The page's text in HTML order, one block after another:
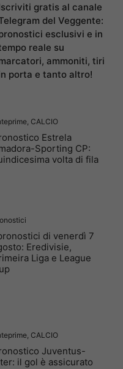
gratis al canale
del Veggente:
esclusivi e in
reale su
ammoniti, tiri
porta e tanto altro!
, CALCIO
Estrela
Sporting CP:
volta di fila
di venerdì 7
Eredivisie,
Liga e League
, CALCIO
Juventus-
il gol è assicurato